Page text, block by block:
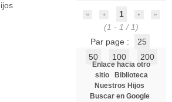
1
(1 - 1 / 1)
Par page :
25
50
100 200
Enlace hacia otro
sitio
Biblioteca
Nuestros Hijos
Buscar en Google